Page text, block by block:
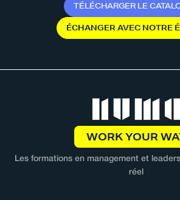
TÉLÉCHARGER LE CATAL
ÉCHANGERAVEC NOTRE É
WORK YOUR
Les formations en management et
réel